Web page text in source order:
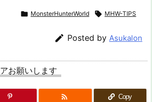
 MonsterHunterWorld  MHW-TIPS
 Posted by Asukalon
お願いします
 Copy